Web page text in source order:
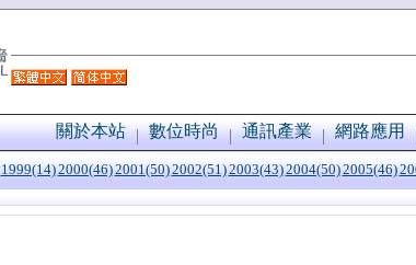
關於本站 數位時尚 通訊產業 網路應用
1999(14)2000(46)2001(50)2002(51)2003(43)2004(50)2005(46)